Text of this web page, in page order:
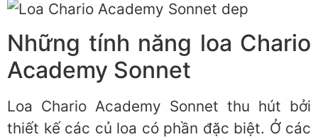
Những tính năng loa Chario
Academy Sonnet
Loa Chario Academy Sonnet thu hút bởi
thiết kế các củ loa có phần đặc biệt. Ở các